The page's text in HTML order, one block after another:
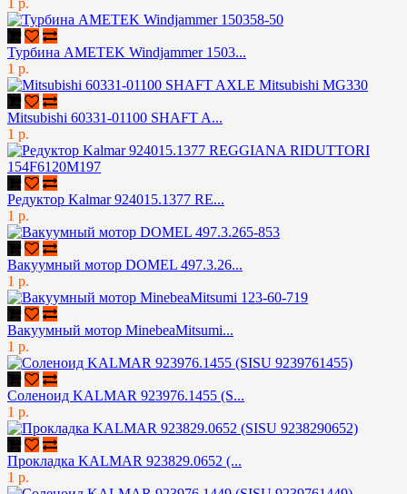
1 р.
Турбина AMETEK Windjammer 1503...
1 р.
Mitsubishi 60331-01100 SHAFT A...
1 р.
Редуктор Kalmar 924015.1377 RE...
1 р.
Вакуумный мотор DOMEL 497.3.26...
1 р.
Вакуумный мотор MinebeaMitsumi...
1 р.
Соленоид KALMAR 923976.1455 (S...
1 р.
Прокладка KALMAR 923829.0652 (...
1 р.